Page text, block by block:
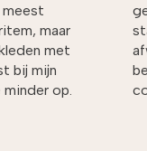
maar
met
bij mijn
op.